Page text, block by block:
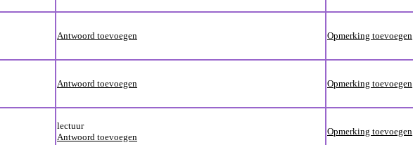
Antwoord toevoegen Opmerking toevoegen
Antwoord toevoegen Opmerking toevoegen
lectuur
Antwoord toevoegen
Opmerking toevoegen